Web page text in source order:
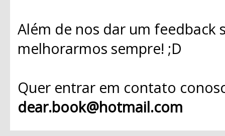
Além de nos dar um
melhorarmos sempre! ;D
Quer entrar em contato
dear.book@hotmail.com